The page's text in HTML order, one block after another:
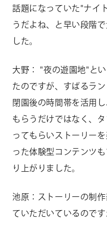
話題になっていた"ナイ
うだよね、と早い段階
した。
大野： "夜の遊園地"と
たのですが、すばるラ
閉園後の時間帯を活用
もらうだけではなく、
ってもらいストーリー
った体験型コンテンツ
り上がりました。
池原：ストーリーの制
ていただいているので